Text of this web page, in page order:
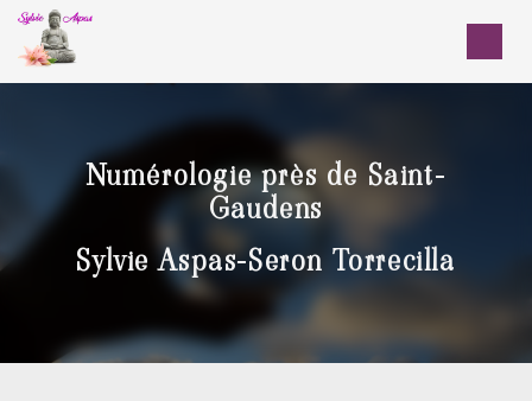
Numérologie près de Saint-
Gaudens
Sylvie Aspas-Seron Torrecilla
Panneau de gestion des cookies